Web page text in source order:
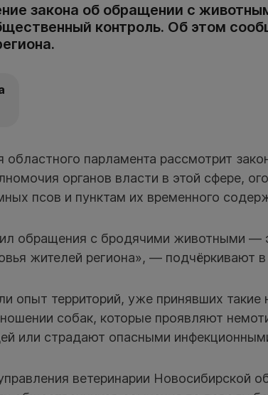
закона об обращении с
контроль. Об этом
парламента рассмотрит
органов власти в этой сфере,
псов и пунктам их временного
обращения с бродячими животными —
жителей региона», — подчёркивают в
опыт территорий, уже принявших
собак, которые проявляют
или страдают опасными
ветеринарии Новосибирской